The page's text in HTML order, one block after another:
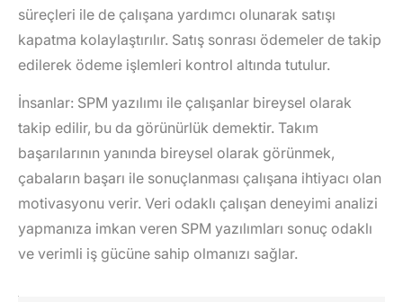
süreçleri ile de çalışana yardımcı olunarak satışı
kapatma kolaylaştırılır. Satış sonrası ödemeler de takip
edilerek ödeme işlemleri kontrol altında tutulur.
İnsanlar: SPM yazılımı ile çalışanlar bireysel olarak
takip edilir, bu da görünürlük demektir. Takım
başarılarının yanında bireysel olarak görünmek,
çabaların başarı ile sonuçlanması çalışana ihtiyacı olan
motivasyonu verir. Veri odaklı çalışan deneyimi analizi
yapmanıza imkan veren SPM yazılımları sonuç odaklı
ve verimli iş gücüne sahip olmanızı sağlar.